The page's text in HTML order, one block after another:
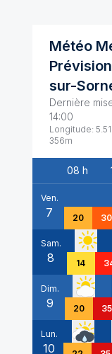
Météo
sur-
Dernière
14:00
Longitude: 5.51
356m
Date
08 h
Ven.
7 20 30
Sam.
8 14
Dim.
9 20 35
Lun.
10